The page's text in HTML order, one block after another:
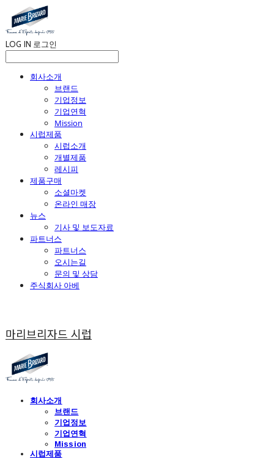
LOG IN 로그인
회사소개
브랜드
기업정보
기업연혁
Mission
시럽제품
시럽소개
개별제품
레시피
제품구매
소셜마켓
온라인 매장
뉴스
기사 및 보도자료
파트너스
파트너스
오시는길
문의 및 상담
주식회사 아베
마리브리자드 시럽
회사소개
브랜드
기업정보
기업연혁
Mission
시럽제품